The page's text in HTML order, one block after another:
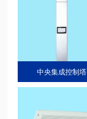
中央集成控制塔